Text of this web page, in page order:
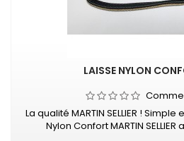
LAISSE NYLON
La qualité MARTIN SELLIER !
Nylon Confort MARTIN